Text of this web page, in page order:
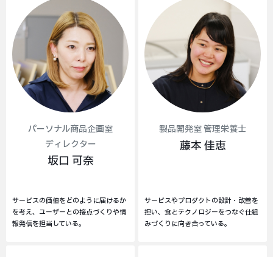
パーソナル商品企画室
ディレクター
坂口 可奈
サービスの価値をどのように届けるか
を考え、ユーザーとの接点づくりや情
報発信を担当している。
製品開発室 管理栄養士
藤本 佳恵
サービスやプロダクトの設計・改善を
担い、食とテクノロジーをつなぐ仕組
みづくりに向き合っている。